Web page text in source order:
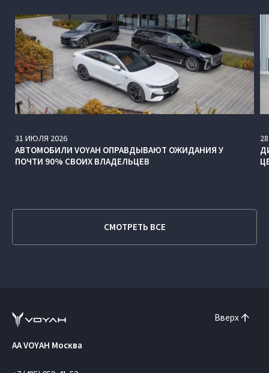
31 ИЮЛЯ 2026
АВТОМОБИЛИ VOYAH ОПРАВДЫВАЮТ ОЖИДАНИЯ У
ПОЧТИ 90% СВОИХ ВЛАДЕЛЬЦЕВ
28
СМОТРЕТЬ ВСЕ
Вверх
AA VOYAH Москва